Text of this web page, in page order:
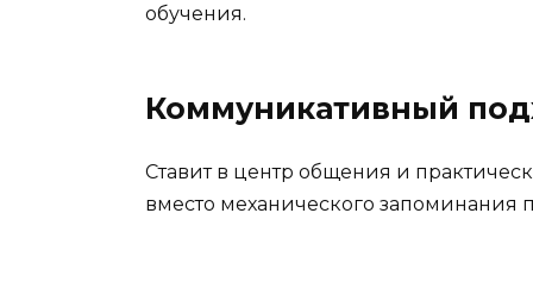
обучения.
Коммуникативный
Ставит в центр общения и
вместо механического запоминания